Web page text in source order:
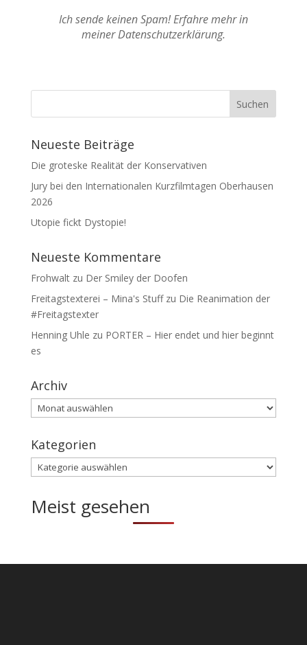
Ich sende keinen Spam! Erfahre mehr in
meiner Datenschutzerklärung.
Neueste Beiträge
Die groteske Realität der Konservativen
Jury bei den Internationalen Kurzfilmtagen Oberhausen
2026
Utopie fickt Dystopie!
Neueste Kommentare
Frohwaltzu Der Smiley der Doofen
Freitagstexterei – Mina's Stuffzu Die Reanimation der
#Freitagstexter
Henning Uhle zu PORTER – Hier endet und hier beginnt
es
Archiv
Archiv
Kategorien
Kategorien
Meist gesehen